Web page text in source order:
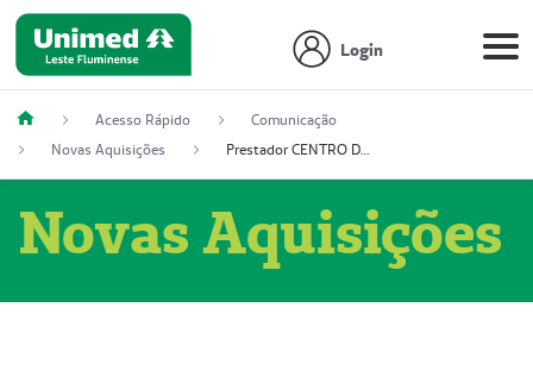
Login
Acesso Rápido
Comunicação
Novas Aquisições
Prestador CENTRO DE ONCOLOGIA
Novas Aquisições